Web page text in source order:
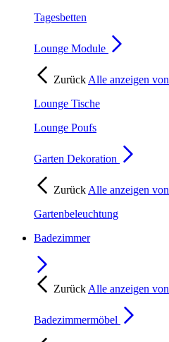
Tagesbetten
Lounge Module
Zurück Alle anzeigen von
Lounge Tische
Lounge Poufs
Garten Dekoration
Zurück Alle anzeigen von
Gartenbeleuchtung
Badezimmer
Zurück Alle anzeigen von
Badezimmermöbel